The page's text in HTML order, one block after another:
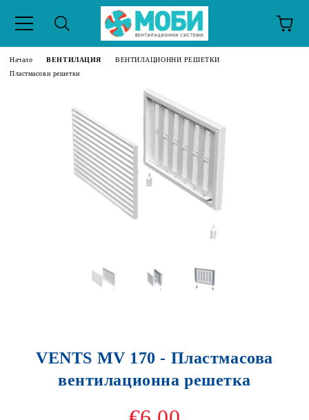
Начало ВЕНТИЛАЦИЯ
ВЕНТИЛАЦИОННИ РЕШЕТКИ
Пластмасови решетки
VENTS MV 170 - Пластмасова
вентилационна решетка